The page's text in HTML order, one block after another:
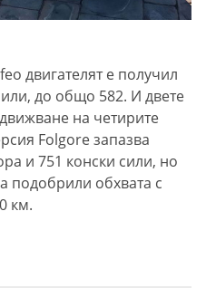
двигателят е получил
до общо 582. И двете
на четирите
Folgore запазва
и 751 конски сили, но
подобрили обхвата с
км.